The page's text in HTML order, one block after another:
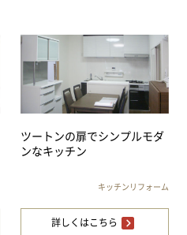
ツートンの扉でシンプルモダ
ンなキッチン
キッチンリフォーム
詳しくはこちら